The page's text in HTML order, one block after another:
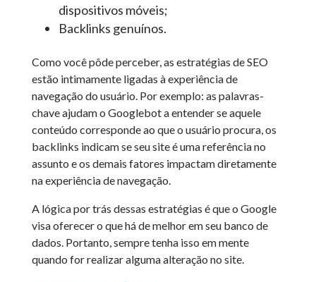
dispositivos móveis;
Backlinks genuínos.
Como você pôde perceber, as estratégias de SEO
estão intimamente ligadas à experiência de
navegação do usuário. Por exemplo: as palavras-
chave ajudam o Googlebot a entender se aquele
conteúdo corresponde ao que o usuário procura, os
backlinks indicam se seu site é uma referência no
assunto e os demais fatores impactam diretamente
na experiência de navegação.
A lógica por trás dessas estratégias é que o Google
visa oferecer o que há de melhor em seu banco de
dados. Portanto, sempre tenha isso em mente
quando for realizar alguma alteração no site.